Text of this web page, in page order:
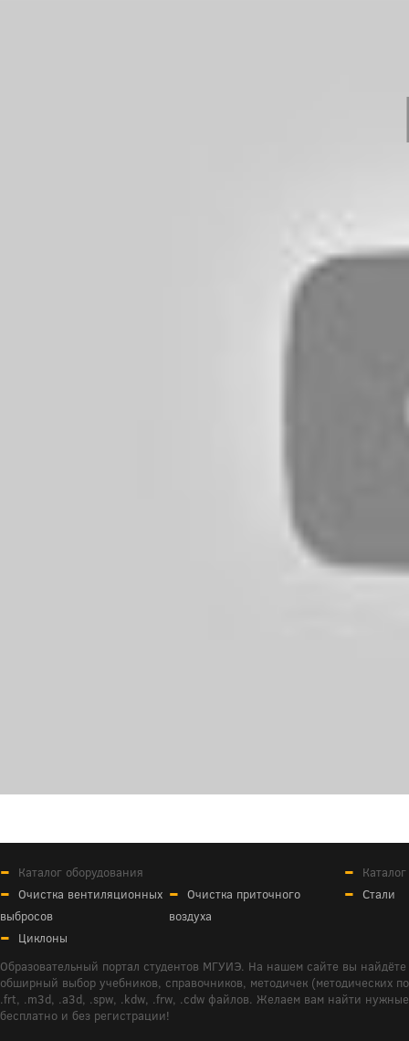
Каталог оборудования
Очистка вентиляционных
выбросов
Очистка приточного
воздуха
Циклоны
Стали
Образовательный портал студентов МГУИЭ. На нашем сайте вы
обширный выбор учебников, справочников, методичек (методических
.frt, .m3d, .a3d, .spw, .kdw, .frw, .cdw файлов. Желаем вам найти
бесплатно и без регистрации!